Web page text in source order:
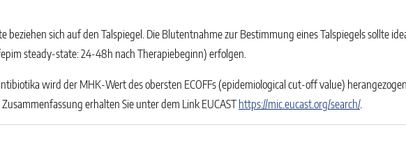
beziehen sich auf den Talspiegel. Die Blutentnahme zur Bestimmung eines Talspiegels sollte
steady-state: 24-48h nach Therapiebeginn) erfolgen.
wird der MHK-Wert des obersten ECOFFs (epidemiological cut-off value)
erhalten Sie unter dem Link EUCAST https://mic.eucast.org/search/.